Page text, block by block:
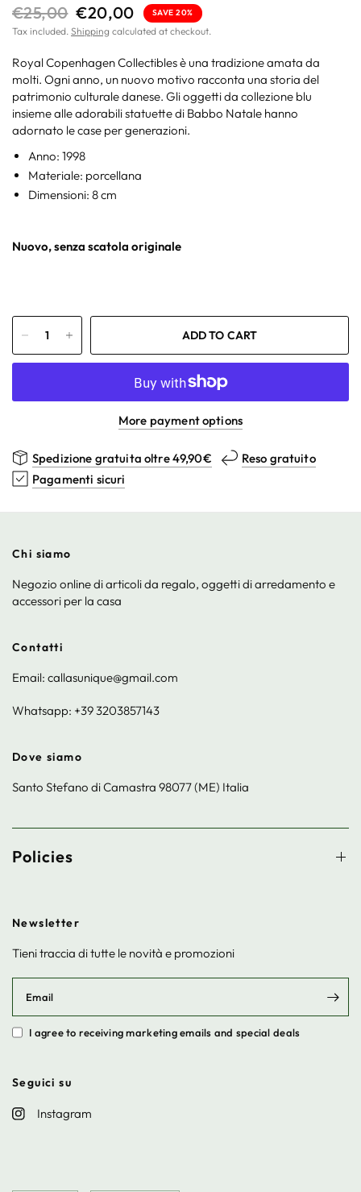
€25,00 €20,00 SAVE 20%
Tax included. Shipping calculated at checkout.
Royal Copenhagen Collectibles è una tradizione amata da
molti. Ogni anno, un nuovo motivo racconta una storia del
patrimonio culturale danese. Gli oggetti da collezione blu
insieme alle adorabili statuette di Babbo Natale hanno
adornato le case per generazioni.
Anno: 1998
Materiale: porcellana
Dimensioni: 8 cm
Nuovo, senza scatola originale
ADD TO CART
More payment options
Spedizione gratuita oltre 49,90€
Reso gratuito
Pagamenti sicuri
Chi siamo
Negozio online di articoli da regalo, oggetti di arredamento e
accessori per la casa
Contatti
Email: callasunique@gmail.com
Whatsapp: +39 3203857143
Dove siamo
Santo Stefano di Camastra 98077 (ME) Italia
Policies
Newsletter
Tieni traccia di tutte le novità e promozioni
Email
I agree to receiving marketing emails and special deals
Seguici su
Instagram